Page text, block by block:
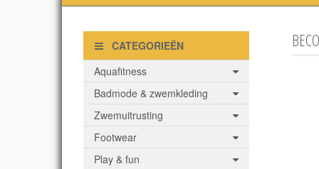
CATEGORIEËN
Aquafitness
Badmode & zwemkleding
Zwemuitrusting
Footwear
Play & fun